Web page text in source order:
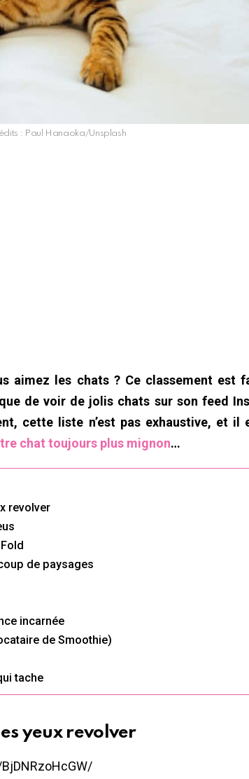
: Paul Hanaoka/Unsplash
aimez les chats ? Ce classement est
de voir de jolis chats sur son feed
cette liste n’est pas exhaustive, et il
chat toujours plus mignon…
revolver
de paysages
incarnée
de Smoothie)
tache
yeux revolver